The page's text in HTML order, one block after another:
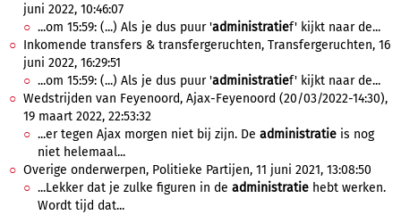
juni 2022, 10:46:07
...om 15:59: (...) Als je dus puur 'administratief' kijkt naar de...
Inkomende transfers & transfergeruchten, Transfergeruchten, 16
juni 2022, 16:29:51
...om 15:59: (...) Als je dus puur 'administratief' kijkt naar de...
Wedstrijden van Feyenoord, Ajax-Feyenoord (20/03/2022-14:30),
19 maart 2022, 22:53:32
...er tegen Ajax morgen niet bij zijn. De administratie is nog
niet helemaal...
Overige onderwerpen, Politieke Partijen, 11 juni 2021, 13:08:50
...Lekker dat je zulke figuren in de administratie hebt werken.
Wordt tijd dat...